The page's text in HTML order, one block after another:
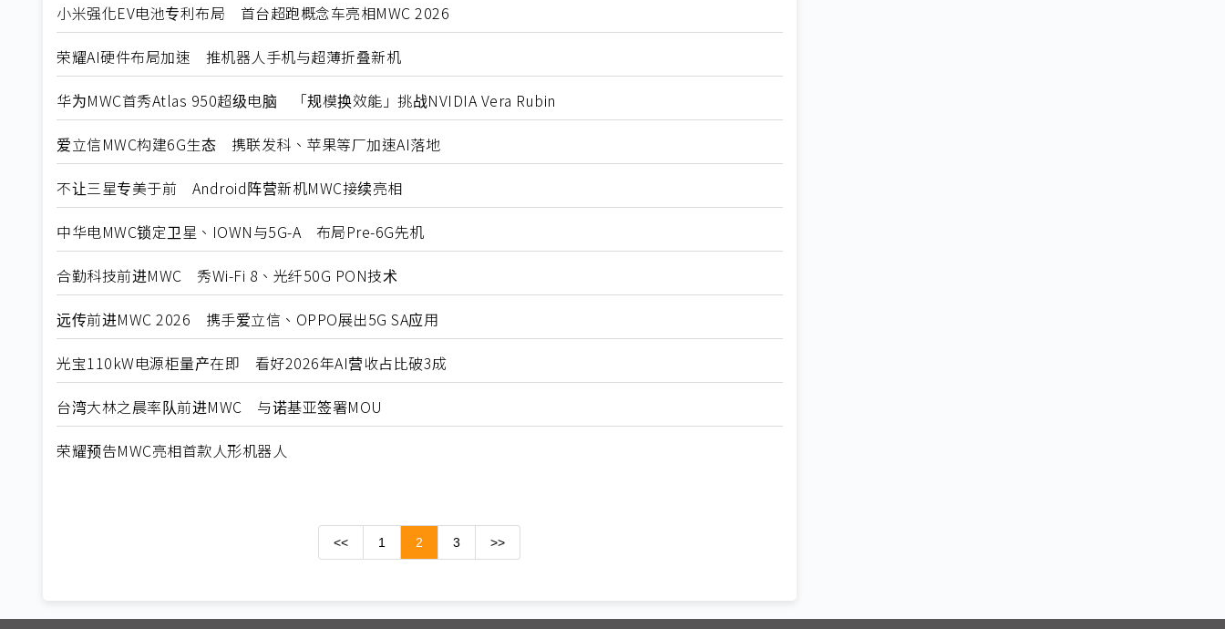
小米强化EV电池专利布局 首台超跑概念车亮相MWC 2026
荣耀AI硬件布局加速 推机器人手机与超薄折叠新机
华为MWC首秀Atlas 950超级电脑 「规模换效能」挑战NVIDIA Vera Rubin
爱立信MWC构建6G生态 携联发科、苹果等厂加速AI落地
不让三星专美于前 Android阵营新机MWC接续亮相
中华电MWC锁定卫星、IOWN与5G-A 布局Pre-6G先机
合勤科技前进MWC 秀Wi-Fi 8、光纤50G PON技术
远传前进MWC 2026 携手爱立信、OPPO展出5G SA应用
光宝110kW电源柜量产在即 看好2026年AI营收占比破3成
台湾大林之晨率队前进MWC 与诺基亚签署MOU
荣耀预告MWC亮相首款人形机器人
<< 1 2 3 >>